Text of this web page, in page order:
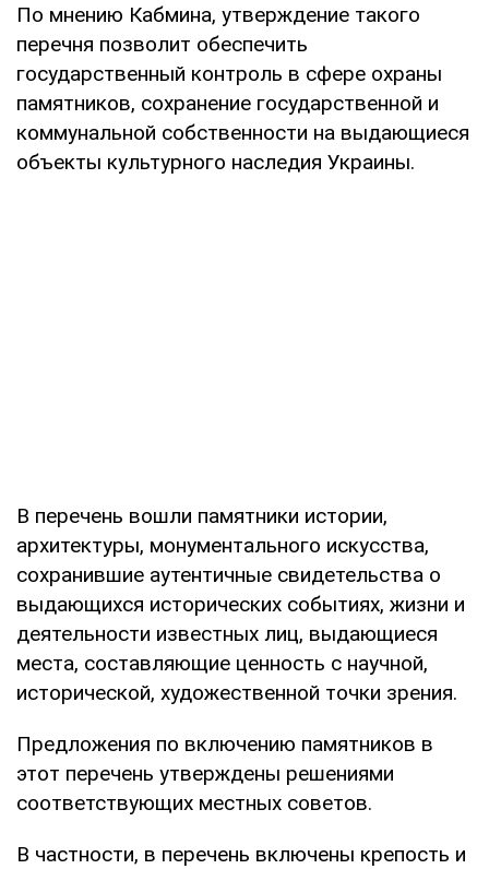
По мнению Кабмина, утверждение такого
перечня позволит обеспечить
государственный контроль в сфере охраны
памятников, сохранение государственной и
коммунальной собственности на выдающиеся
объекты культурного наследия Украины.
В перечень вошли памятники истории,
архитектуры, монументального искусства,
сохранившие аутентичные свидетельства о
выдающихся исторических событиях, жизни и
деятельности известных лиц, выдающиеся
места, составляющие ценность с научной,
исторической, художественной точки зрения.
Предложения по включению памятников в
этот перечень утверждены решениями
соответствующих местных советов.
В частности, в перечень включены крепость и